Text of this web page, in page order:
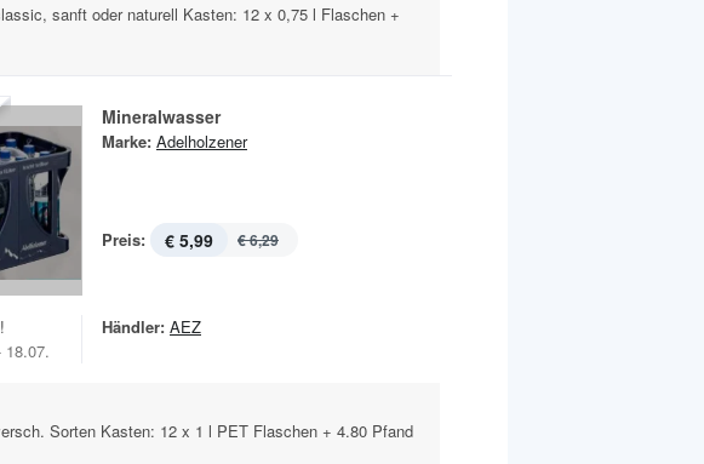
sanft oder naturell Kasten: 12 x 0,75 l Flaschen +
Mineralwasser
Marke: Adelholzener
Preis: € 5,99 € 6,29
18.07.
Händler: AEZ
Sorten Kasten: 12 x 1 l PET Flaschen + 4.80 Pfand